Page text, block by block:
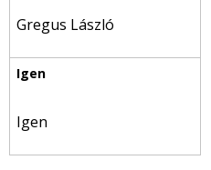
Gregus László
Igen